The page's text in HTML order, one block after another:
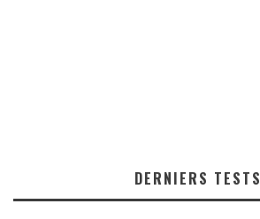
DERNIERS TESTS